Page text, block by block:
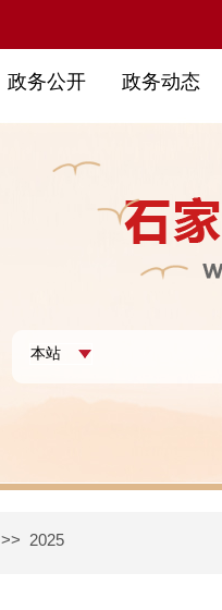
政务公开 政务动态
>> 2025